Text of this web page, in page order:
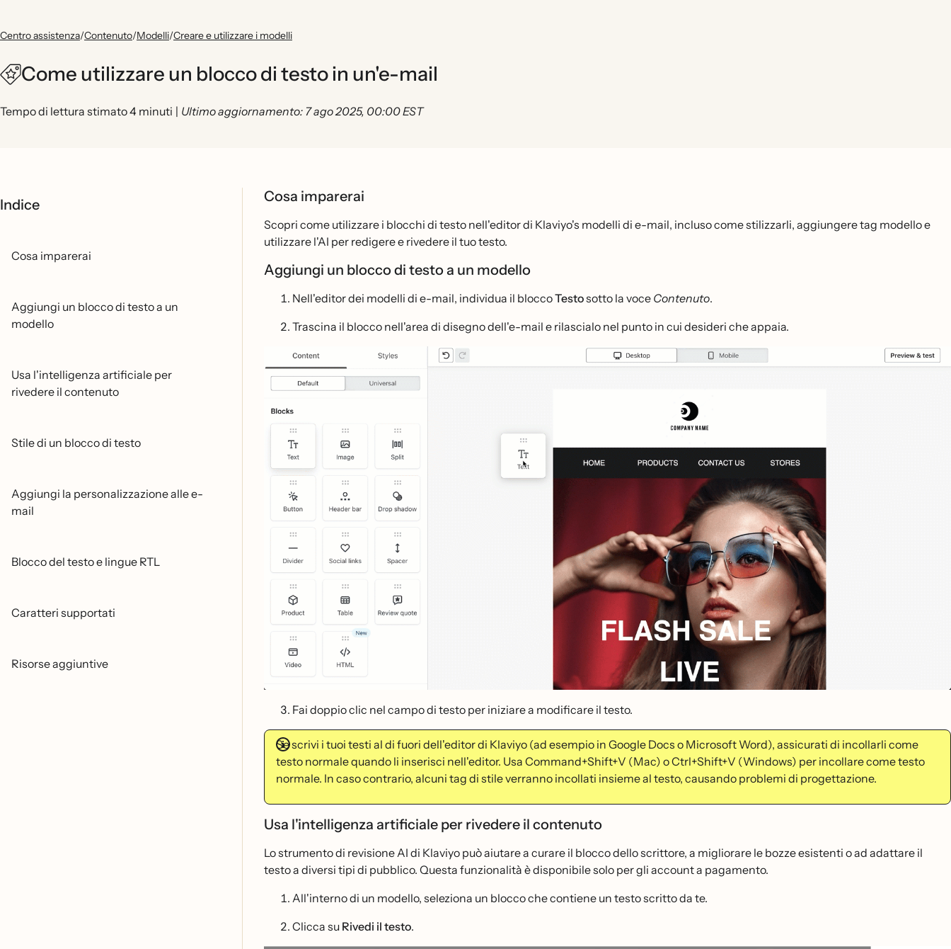
Centro assistenza/Contenuto/Modelli/Creare e utilizzare i modelli
Come utilizzare un blocco di testo in un'e-mail
Tempo di lettura stimato 4 minuti | Ultimo aggiornamento: 7 ago 2025, 00:00 EST
Indice
Cosa imparerai
Aggiungi un blocco di testo a un
modello
Usa l'intelligenza artificiale per
rivedere il contenuto
Stile di un blocco di testo
Aggiungi la personalizzazione alle e-
mail
Blocco del testo e lingue RTL
Caratteri supportati
Risorse aggiuntive
Cosa imparerai
Scopri come utilizzare i blocchi di testo nell'editor di Klaviyo's modelli di e-mail, incluso come stilizzarli, aggiungere tag modello e
utilizzare l'AI per redigere e rivedere il tuo testo.
Aggiungi un blocco di testo a un modello
Nell'editor dei modelli di e-mail, individua il bloccoTestosotto la voce Contenuto.
Trascina il blocco nell'area di disegno dell'e-mail e rilascialo nel punto in cui desideri che appaia.
Fai doppio clic nel campo di testo per iniziare a modificare il testo.
Se scrivi i tuoi testi al di fuori dell'editor di Klaviyo (ad esempio in Google Docs o Microsoft Word), assicurati di incollarli come
testo normale quando li inserisci nell'editor. Usa Command+Shift+V (Mac) o Ctrl+Shift+V (Windows) per incollare come testo
normale. In caso contrario, alcuni tag di stile verranno incollati insieme al testo, causando problemi di progettazione.
Usa l'intelligenza artificiale per rivedere il contenuto
Lo strumento di revisione AI di Klaviyo può aiutare a curare il blocco dello scrittore, a migliorare le bozze esistenti o ad adattare il
testo a diversi tipi di pubblico. Questa funzionalità è disponibile solo per gli account a pagamento.
All'interno di un modello, seleziona un blocco che contiene un testo scritto da te.
Clicca su Rivedi il testo.